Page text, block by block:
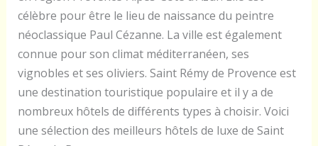
célèbre pour être le lieu de naissance du peintre
néoclassique Paul Cézanne. La ville est également
connue pour son climat méditerranéen, ses
vignobles et ses oliviers. Saint Rémy de Provence est
une destination touristique populaire et il y a de
nombreux hôtels de différents types à choisir. Voici
une sélection des meilleurs hôtels de luxe de Saint